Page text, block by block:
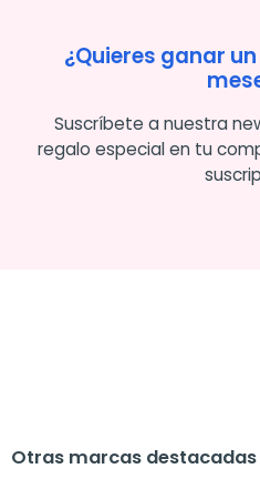
¿Quieres ganar un
Suscríbete a nuestra
regalo especial en tu
Otras marcas